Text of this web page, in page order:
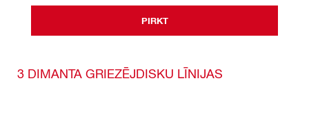
PIRKT
3 DIMANTA GRIEZĒJDISKU LĪNIJAS